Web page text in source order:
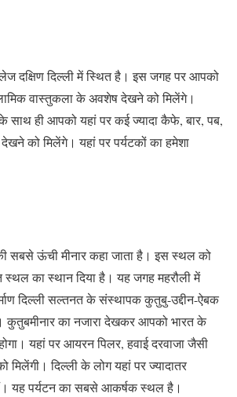
दक्षिण दिल्ली में स्थित है। इस जगह पर आपको
वास्तुकला के अवशेष देखने को मिलेंगे।
साथ ही आपको यहां पर कई ज्यादा कैफे, बार, पब,
को मिलेंगे। यहां पर पर्यटकों का हमेशा
सबसे ऊंची मीनार कहा जाता है। इस स्थल को
स्थल का स्थान दिया है। यह जगह महरौली में
दिल्ली सल्तनत के संस्थापक कुतुबु-उद्दीन-ऐबक
कुतुबमीनार का नजारा देखकर आपको भारत के
यहां पर आयरन पिलर, हवाई दरवाजा जैसी
दिल्ली के लोग यहां पर ज्यादातर
यह पर्यटन का सबसे आकर्षक स्थल है।